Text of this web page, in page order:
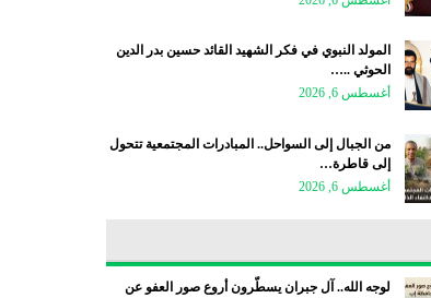
المولد النبوي في فكر الشهيد القائد حسين بدر الدين
الحوثي ..…
أغسطس 6, 2026
من الجبال إلى السواحل.. المبادرات المجتمعية تتحول
إلى قاطرة…
أغسطس 6, 2026
لوجه الله.. آل جبران يسطّرون أروع صور العفو عن